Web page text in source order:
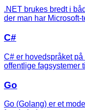
.NET brukes bredt i
der man har Microsoft-
C#
C# er hovedspråket
offentlige fagsystemer
Go
Go (Golang) er et